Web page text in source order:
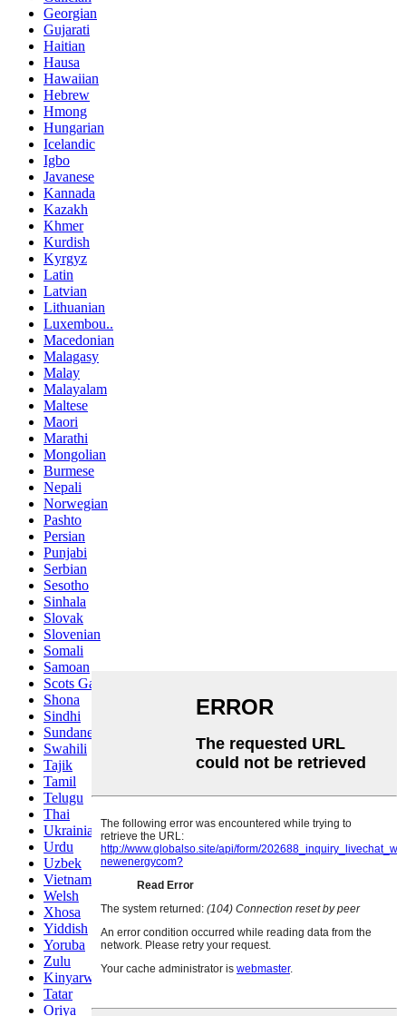
Georgian
Gujarati
Haitian
Hausa
Hawaiian
Hebrew
Hmong
Hungarian
Icelandic
Igbo
Javanese
Kannada
Kazakh
Khmer
Kurdish
Kyrgyz
Latin
Latvian
Lithuanian
Luxembou..
Macedonian
Malagasy
Malay
Malayalam
Maltese
Maori
Marathi
Mongolian
Burmese
Nepali
Norwegian
Pashto
Persian
Punjabi
Serbian
Sesotho
Sinhala
Slovak
Slovenian
Somali
Samoan
Scots Gaelic
Shona
Sindhi
Sundanese
Swahili
Tajik
Tamil
Telugu
Thai
Ukrainian
Urdu
Uzbek
Vietnamese
Welsh
Xhosa
Yiddish
Yoruba
Zulu
Kinyarwanda
Tatar
Oriya